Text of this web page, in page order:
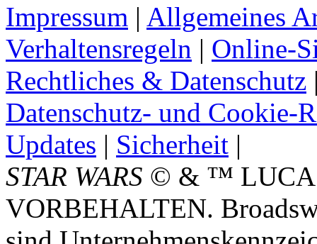
Impressum | Allgemeines
Verhaltensregeln | Online-
Rechtliches & Datenschutz
Datenschutz- und Cookie-
Updates | Sicherheit |
STAR WARS © & ™
VORBEHALTEN.